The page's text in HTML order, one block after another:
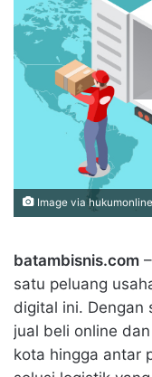
Image via
batambisnis.com
satu peluang
digital ini. Dengan
jual beli online
kota hingga antar